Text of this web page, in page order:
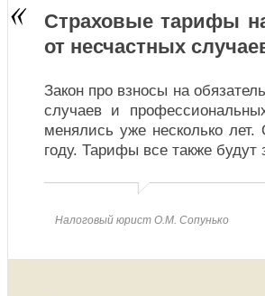
Страховые тарифы
от несчастных
Закон про взносы на
случаев и
менялись уже несколько
году. Тарифы все также будут
Налоговый юрист О.М. Сопунько